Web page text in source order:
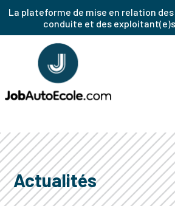
La plateforme de mise en relation
conduite et des
Actualités